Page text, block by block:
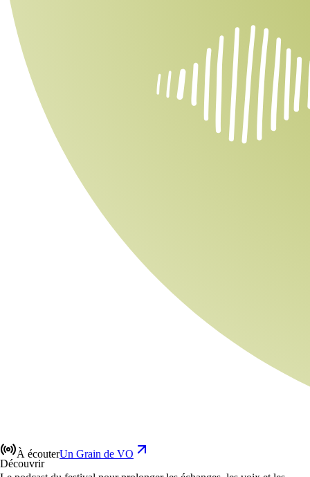
À écouterUn Grain de VO
Découvrir